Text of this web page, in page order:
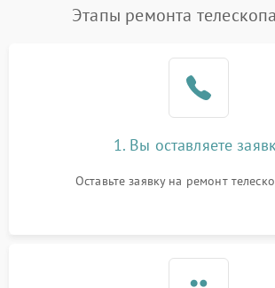
Этапы ремонта
1. Вы оставляете
Оставьте заявку на ремонт